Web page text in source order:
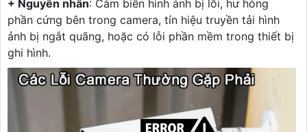
+ Nguyên nhân: Cảm biến hình ảnh bị lỗi, hư hỏng
phần cứng bên trong camera, tín hiệu truyền tải hình
ảnh bị ngắt quãng, hoặc có lỗi phần mềm trong thiết bị
ghi hình.